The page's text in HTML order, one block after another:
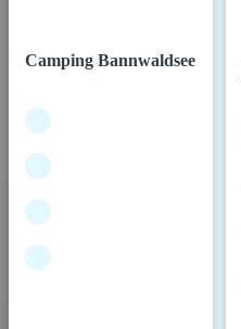
Camping Bannwaldsee